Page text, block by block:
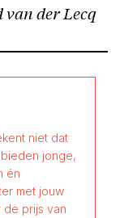
van der Lecq
niet dat
jonge,
én
met jouw
de prijs van